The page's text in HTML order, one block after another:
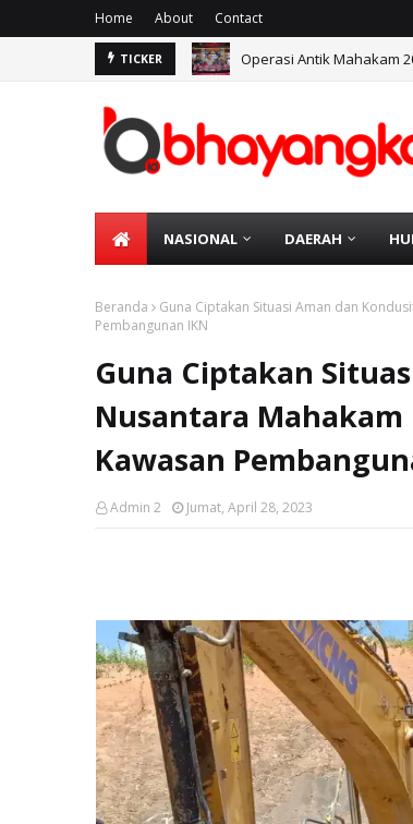
Home About Contact
TICKER Operasi Antik Mahakam
NASIONAL DAERAH
Beranda
Guna Ciptakan Situasi Aman dan
Pembangunan IKN
Guna Ciptakan
Nusantara
Kawasan
Admin 2 Jumat, April 28, 2023